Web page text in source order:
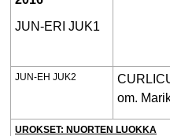
JUN-ERI JUK1
JUN-EH JUK2
om.
UROKSET: NUORTEN LUOKKA